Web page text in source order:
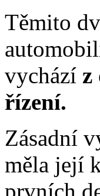
Těmito
vychází z
řízení.
Zásadní
měla její
prvních